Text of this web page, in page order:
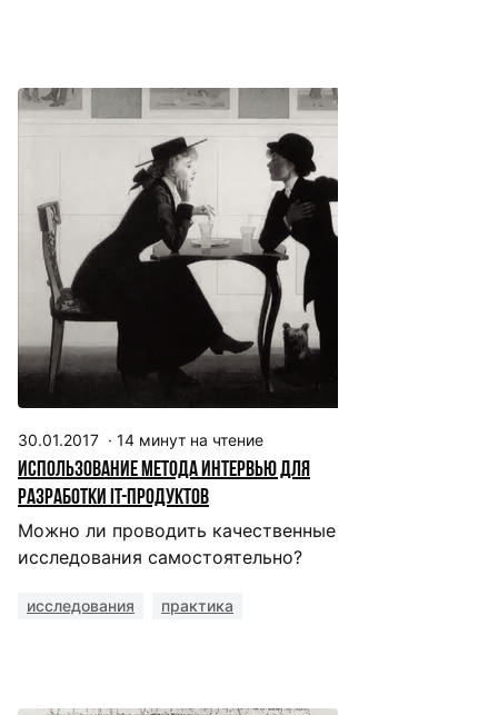
30.01.2017 · 14 минут на чтение
Использование метода интервью для
разработки IT-продуктов
Можно ли проводить качественные
исследования самостоятельно?
исследования практика